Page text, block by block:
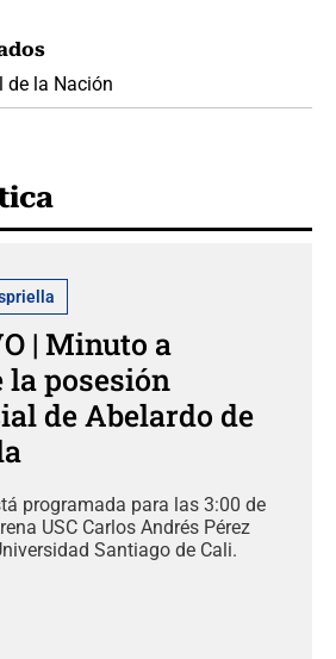
de la Nación
| Minuto a
posesión
de Abelardo de
programada para las 3:00 de
USC Carlos Andrés Pérez
Santiago de Cali.